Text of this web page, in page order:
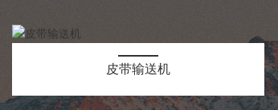
皮带输送机